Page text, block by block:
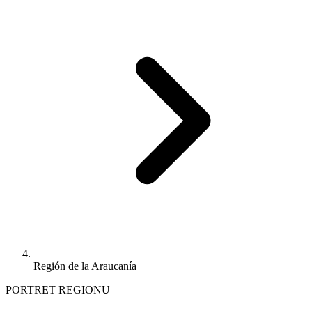
Región de la Araucanía
PORTRET REGIONU